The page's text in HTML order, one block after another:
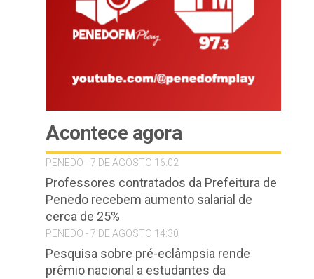
Acontece agora
PENEDO - 7 DE AGOSTO 16:02
Professores contratados da Prefeitura de
Penedo recebem aumento salarial de
cerca de 25%
PENEDO - 7 DE AGOSTO 14:30
Pesquisa sobre pré-eclâmpsia rende
prêmio nacional a estudantes da